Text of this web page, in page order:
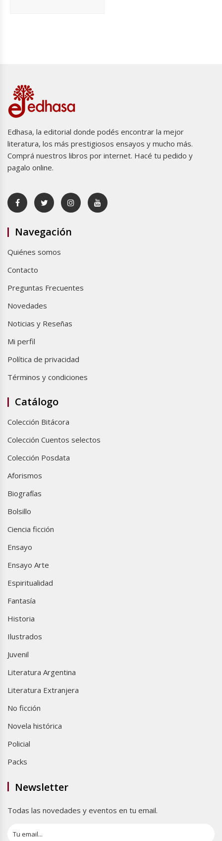
Edhasa, la editorial donde podés encontrar la mejor
literatura, los más prestigiosos ensayos y mucho más.
Comprá nuestros libros por internet. Hacé tu pedido y
pagalo online.
Navegación
Quiénes somos
Contacto
Preguntas Frecuentes
Novedades
Noticias y Reseñas
Mi perfil
Política de privacidad
Términos y condiciones
Catálogo
Colección Bitácora
Colección Cuentos selectos
Colección Posdata
Aforismos
Biografías
Bolsillo
Ciencia ficción
Ensayo
Ensayo Arte
Espiritualidad
Fantasía
Historia
Ilustrados
Juvenil
Literatura Argentina
Literatura Extranjera
No ficción
Novela histórica
Policial
Packs
Newsletter
Todas las novedades y eventos en tu email.